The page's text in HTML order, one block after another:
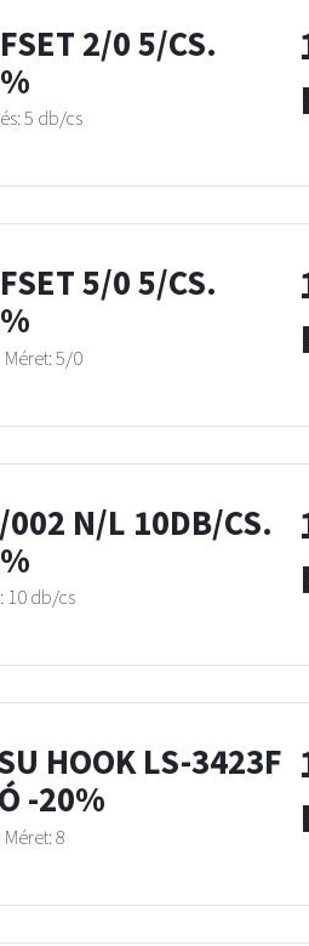
2/0 5/CS.
5 db/cs
5/0 5/CS.
Méret: 5/0
N/L 10DB/CS.
10 db/cs
HOOK LS-3423F
-20%
Méret: 8